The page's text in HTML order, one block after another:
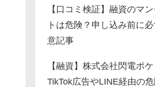
【口コミ検証】融資のマ
トは危険？申し込み前に
意記事
【融資】株式会社閃電ポ
TikTok広告やLINE経由の